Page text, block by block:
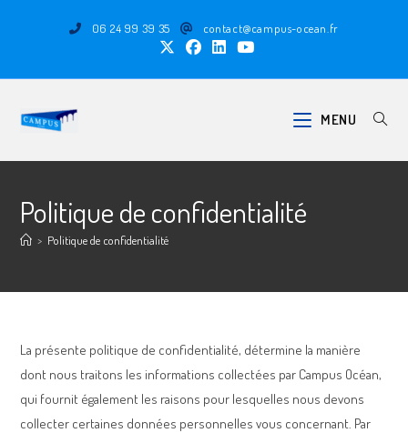
06 24 99 39 35 contact@campus-ocean.fr
MENU
Politique de confidentialité
> Politique de confidentialité
La présente politique de confidentialité, détermine la manière
dont nous traitons les informations collectées par Campus Océan,
qui fournit également les raisons pour lesquelles nous devons
collecter certaines données personnelles vous concernant. Par